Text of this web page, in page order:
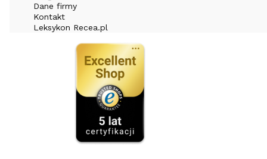
Dane firmy
Kontakt
Leksykon Recea.pl